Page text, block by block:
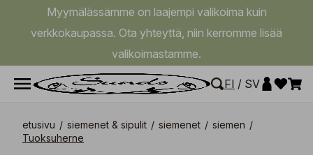
Myymälässämme on laajempi valikoima kuin
verkkokaupassa. Ota yhteyttä, niin kerromme lisää
valikoimastamme.
FI / SV
etusivu / siemenet & sipulit / siemenet / siemen /
Tuoksuherne